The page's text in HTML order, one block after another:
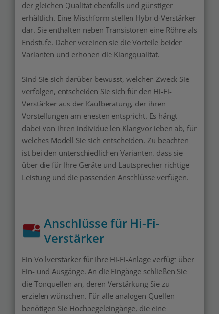
der gleichen Qualität ebenfalls und günstiger
erhältlich. Eine Mischform stellen Hybrid-Verstärker
dar. Sie enthalten neben Transistoren eine Röhre als
Endstufe. Daher vereinen sie die Vorteile beider
Varianten und erhöhen die Klangqualität.
Sind Sie sich darüber bewusst, welchen Zweck Sie
verfolgen, entscheiden Sie sich für den Hi-Fi-
Verstärker aus der Kaufberatung, der ihren
Vorstellungen am ehesten entspricht. Es hängt
dabei von ihren individuellen Klangvorlieben ab, für
welches Modell Sie sich entscheiden. Zu beachten
ist bei den unterschiedlichen Varianten, dass sie
über die für Ihre Geräte und Lautsprecher richtige
Leistung und die passenden Anschlüsse verfügen.
Anschlüsse für Hi-Fi-
Verstärker
Ein Vollverstärker für Ihre Hi-Fi-Anlage verfügt über
Ein- und Ausgänge. An die Eingänge schließen Sie
die Tonquellen an, deren Verstärkung Sie zu
erzielen wünschen. Für alle analogen Quellen
benötigen Sie Hochpegeleingänge, die eine